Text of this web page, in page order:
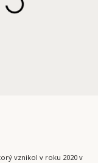
vznikol v roku 2020 v